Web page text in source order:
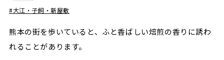
大江・子飼・新屋敷
熊本の街を歩いていると、ふと香ばしい焙煎の香りに誘わ
れることがあります。